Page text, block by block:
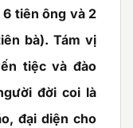
tiên ông và 2
bà). Tám vị
tiệc và đào
đời coi là
đại diện cho